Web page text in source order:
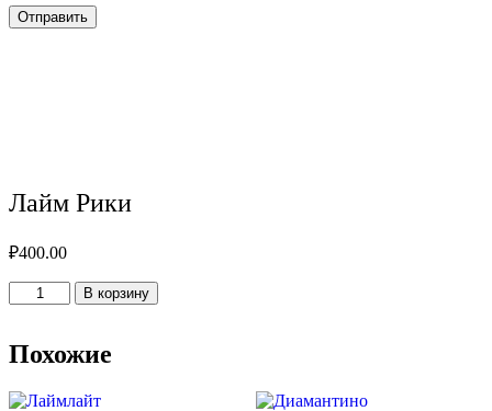
Лайм Рики
₽400.00
Количество
товара
Рики
В корзину
Похожие